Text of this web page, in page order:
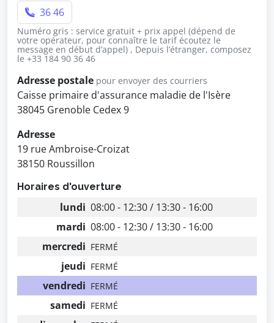
36 46
Numéro gris : service gratuit + prix appel (dépend de
votre opérateur, pour connaître le tarif écoutez le
message en début d’appel) , Depuis l’étranger, composez
le +33 184 90 36 46
Adresse postale pour envoyer des courriers
Caisse primaire d'assurance maladie de l'Isère
38045 Grenoble Cedex 9
Adresse
19 rue Ambroise-Croizat
38150 Roussillon
Horaires d'ouverture
lundi 08:00 - 12:30 / 13:30 - 16:00
mardi 08:00 - 12:30 / 13:30 - 16:00
mercredi FERMÉ
jeudi FERMÉ
vendredi FERMÉ
samedi FERMÉ